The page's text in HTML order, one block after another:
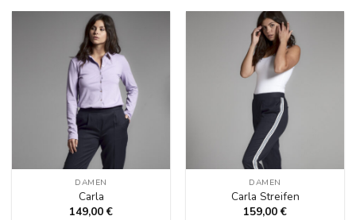
DAMEN
Carla
149,00€
DAMEN
Carla Streifen
159,00€